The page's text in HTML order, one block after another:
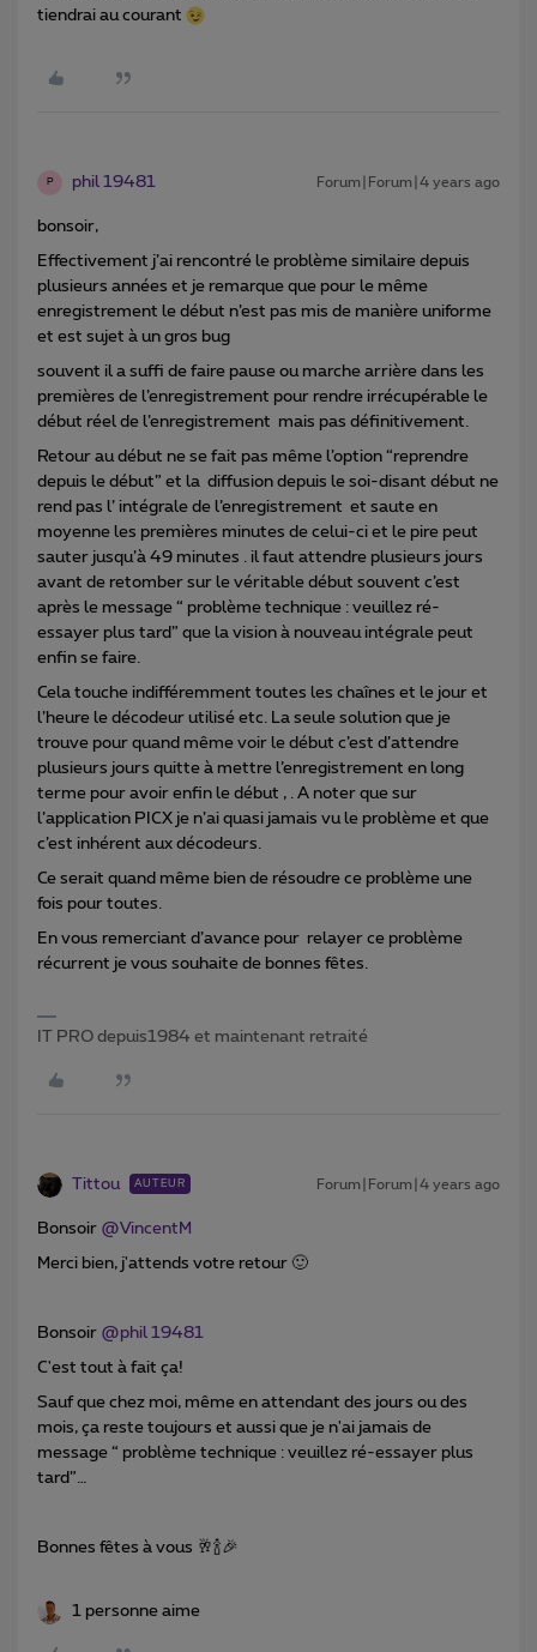
tiendrai au courant
P phil 19481 Forum|Forum|4 years ago
bonsoir,
Effectivement j’ai rencontré le problème similaire depuis
plusieurs années et je remarque que pour le même
enregistrement le début n’est pas mis de manière uniforme
et est sujet à un gros bug
souvent il a suffi de faire pause ou marche arrière dans les
premières de l’enregistrement pour rendre irrécupérable le
début réel de l’enregistrement mais pas définitivement.
Retour au début ne se fait pas même l’option “reprendre
depuis le début” et la diffusion depuis le soi-disant début ne
rend pas l’ intégrale de l’enregistrement et saute en
moyenne les premières minutes de celui-ci et le pire peut
sauter jusqu’à 49 minutes . il faut attendre plusieurs jours
avant de retomber sur le véritable début souvent c’est
après le message “ problème technique : veuillez ré-
essayer plus tard” que la vision à nouveau intégrale peut
enfin se faire.
Cela touche indifféremment toutes les chaînes et le jour et
l’heure le décodeur utilisé etc. La seule solution que je
trouve pour quand même voir le début c’est d’attendre
plusieurs jours quitte à mettre l’enregistrement en long
terme pour avoir enfin le début , . A noter que sur
l’application PICX je n’ai quasi jamais vu le problème et que
c’est inhérent aux décodeurs.
Ce serait quand même bien de résoudre ce problème une
fois pour toutes.
En vous remerciant d’avance pour relayer ce problème
récurrent je vous souhaite de bonnes fêtes.
IT PRO depuis1984 et maintenant retraité
Tittou AUTEUR Forum|Forum|4 years ago
Bonsoir @VincentM
Merci bien, j'attends votre retour 🙂
Bonsoir @phil 19481
C'est tout à fait ça!
Sauf que chez moi, même en attendant des jours ou des
mois, ça reste toujours et aussi que je n'ai jamais de
message “ problème technique : veuillez ré-essayer plus
tard”…
Bonnes fêtes à vous 🥂🍾🎉
1 personne aime